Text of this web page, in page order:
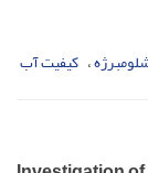
کیفیت آب